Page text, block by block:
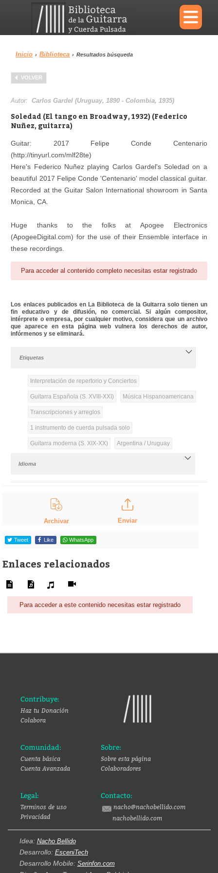
×
Menu
Biblioteca Diccionario
Inicio › Biblioteca › Resultados búsqueda
VOLVER
Autor:Carlos Gardel (Uruguay, 1890 - Colombia, 1935)
Soledad (El tango en Broadway, 1932) (Federico
Nuñez, guitarra)
Guitar: 2017 Felipe Conde Centenario
(http://tinyurl.com/mlf28te)
Here's Federico Nuñez playing Carlos Gardel's Soledad on a
beautiful 2017 Felipe Conde 'Centenario' model classical guitar.
Recorded at the Guitar Salon International showroom in Santa
Monica, CA.
Huge thanks to the folks at Apogee Electronics
(ApogeeDigital.com) for the use of their Ensemble interface in
these recordings.
Para acceder al contenido completo necesitas estar registrado
Los enlaces publicados en La Biblioteca de la Guitarra solo tienen un
fin educativo y de difusión, no comercial. Si algún compositor,
intérprete o empresa, por cualquier motivo, considera que un archivo
que aparece en esta página web vulnera los derechos de autor,
infórmenos y se eliminará.
Etiquetas
Interpretación de repertorio y Conciertos
Guitarra Española (S. XVIII-XXI) Música Hispanoamericana
Transcripciones y arreglos
1 instrumento de cuerda pulsada solo
Guitarra moderna (S. XIX-XX) Argentina / Uruguay
Idioma
Archivar Enviar
Tweet Like WhatsApp
Enlaces relacionados
Para acceder a este contenido necesitas estar registrado
Contribuye:
Haz tu Donación
Colabora
Comunidad:
Cuenta básica
Cuenta Avanzada
Sobre:
Sobre esta página
Colaboradores
Legal:
Terminos de uso
Privacidad
Contacto:
nacho@nachobellido.com
nachobellido.com
Idea: Nacho Bellido
Desarrollo: EsceniTech
Desarrollo Mobile: Serinfon.com